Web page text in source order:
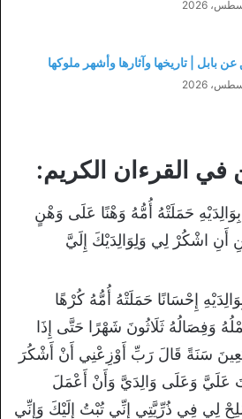
بابل | تاريخها وآثارها وأشهر ملوكها
في القرءان الكريم:
حَمَلَتْهُ أُمُّهُ وَهْنًا عَلَى وَهْنٍ
أَنِ اشْكُرْ لِي وَلِوَالِدَيْكَ إِلَيَّ
إِحْسَانًا حَمَلَتْهُ أُمُّهُ كُرْهًا
وَفِصَالُهُ ثَلَاثُونَ شَهْرًا حَتَّى إِذَا
سَنَةً قَالَ رَبِّ أَوْزِعْنِي أَنْ أَشْكُرَ
عَلَيَّ وَعَلَى وَالِدَيَّ وَأَنْ أَعْمَلَ
لِي فِي ذُرِّيَّتِي إِنِّي تُبْتُ إِلَيْكَ وَإِنِّي